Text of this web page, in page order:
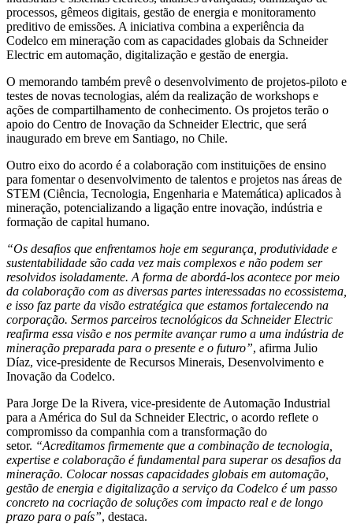
processos, gêmeos digitais, gestão de energia e monitoramento
preditivo de emissões. A iniciativa combina a experiência da
Codelco em mineração com as capacidades globais da Schneider
Electric em automação, digitalização e gestão de energia.
O memorando também prevê o desenvolvimento de projetos-piloto e
testes de novas tecnologias, além da realização de workshops e
ações de compartilhamento de conhecimento. Os projetos terão o
apoio do Centro de Inovação da Schneider Electric, que será
inaugurado em breve em Santiago, no Chile.
Outro eixo do acordo é a colaboração com instituições de ensino
para fomentar o desenvolvimento de talentos e projetos nas áreas de
STEM (Ciência, Tecnologia, Engenharia e Matemática) aplicados à
mineração, potencializando a ligação entre inovação, indústria e
formação de capital humano.
“Os desafios que enfrentamos hoje em segurança, produtividade e
sustentabilidade são cada vez mais complexos e não podem ser
resolvidos isoladamente. A forma de abordá-los acontece por meio
da colaboração com as diversas partes interessadas no ecossistema,
e isso faz parte da visão estratégica que estamos fortalecendo na
corporação. Sermos parceiros tecnológicos da Schneider Electric
reafirma essa visão e nos permite avançar rumo a uma indústria de
mineração preparada para o presente e o futuro”, afirma Julio
Díaz, vice-presidente de Recursos Minerais, Desenvolvimento e
Inovação da Codelco.
Para Jorge De la Rivera, vice-presidente de Automação Industrial
para a América do Sul da Schneider Electric, o acordo reflete o
compromisso da companhia com a transformação do
setor. “Acreditamos firmemente que a combinação de tecnologia,
expertise e colaboração é fundamental para superar os desafios da
mineração. Colocar nossas capacidades globais em automação,
gestão de energia e digitalização a serviço da Codelco é um passo
concreto na cocriação de soluções com impacto real e de longo
prazo para o país”, destaca.